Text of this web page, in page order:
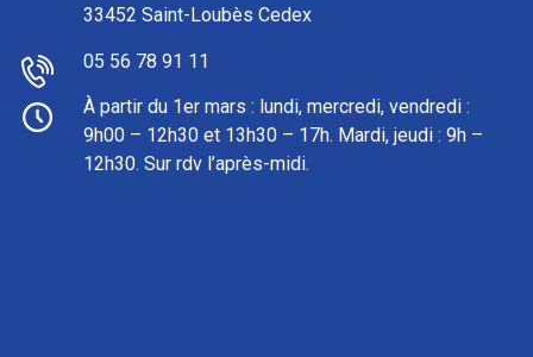
33452 Saint-Loubès Cedex
05 56 78 91 11
À partir du 1er mars : l undi, mercredi, vendredi :
9h00 – 12h30 et 13h30 – 17h. Mardi, jeudi : 9h –
12h30. Sur rdv l’après-midi.